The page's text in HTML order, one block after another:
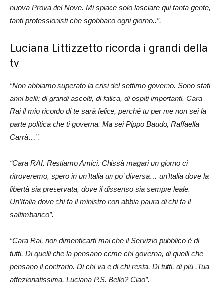
nuova Prova del Nove. Mi spiace solo lasciare qui tanta gente,
tanti professionisti che sgobbano ogni giorno..”.
Luciana Littizzetto ricorda i grandi della
tv
“Non abbiamo superato la crisi del settimo governo. Sono stati
anni belli: di grandi ascolti, di fatica, di ospiti importanti. Cara
Rai il mio ricordo di te sarà felice, perché tu per me non sei la
parte politica che ti governa. Ma sei Pippo Baudo, Raffaella
Carrà…”.
“Cara RAI. Restiamo Amici. Chissà magari un giorno ci
ritroveremo, spero in un’Italia un po’ diversa… un’Italia dove la
libertà sia preservata, dove il dissenso sia sempre leale.
Un’Italia dove chi fa il ministro non abbia paura di chi fa il
saltimbanco”.
“Cara Rai, non dimenticarti mai che il Servizio pubblico è di
tutti. Di quelli che la pensano come chi governa, di quelli che
pensano il contrario. Di chi va e di chi resta. Di tutti, di più .Tua
affezionatissima. Luciana P.S. Bello? Ciao”.